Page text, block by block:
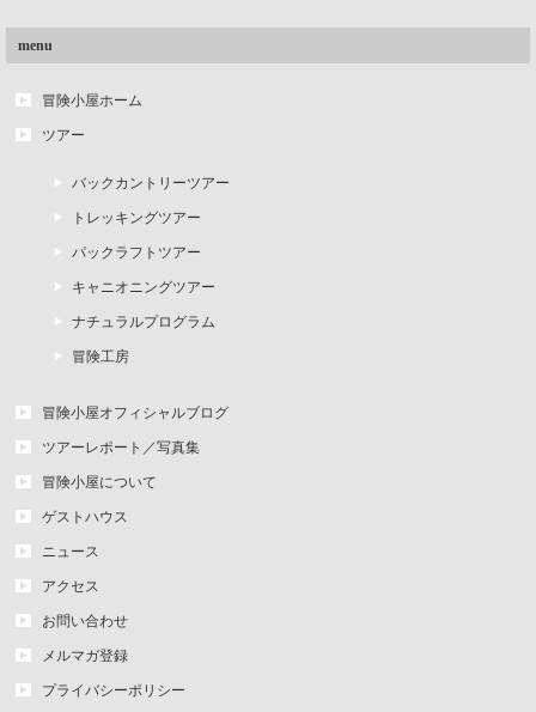
menu
冒険小屋ホーム
ツアー
バックカントリーツアー
トレッキングツアー
パックラフトツアー
キャニオニングツアー
ナチュラルプログラム
冒険工房
冒険小屋オフィシャルブログ
ツアーレポート／写真集
冒険小屋について
ゲストハウス
ニュース
アクセス
お問い合わせ
メルマガ登録
プライバシーポリシー